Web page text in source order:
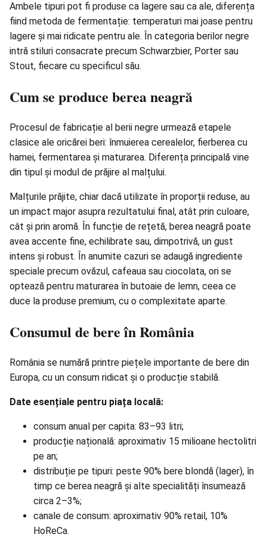
Ambele tipuri pot fi produse ca lagere sau ca ale, diferența
fiind metoda de fermentație: temperaturi mai joase pentru
lagere și mai ridicate pentru ale. În categoria berilor negre
intră stiluri consacrate precum Schwarzbier, Porter sau
Stout, fiecare cu specificul său.
Cum se produce berea neagră
Procesul de fabricație al berii negre urmează etapele
clasice ale oricărei beri: înmuierea cerealelor, fierberea cu
hamei, fermentarea și maturarea. Diferența principală vine
din tipul și modul de prăjire al malțului.
Malțurile prăjite, chiar dacă utilizate în proporții reduse, au
un impact major asupra rezultatului final, atât prin culoare,
cât și prin aromă. În funcție de rețetă, berea neagră poate
avea accente fine, echilibrate sau, dimpotrivă, un gust
intens și robust. În anumite cazuri se adaugă ingrediente
speciale precum ovăzul, cafeaua sau ciocolata, ori se
optează pentru maturarea în butoaie de lemn, ceea ce
duce la produse premium, cu o complexitate aparte.
Consumul de bere în România
România se numără printre piețele importante de bere din
Europa, cu un consum ridicat și o producție stabilă.
Date esențiale pentru piața locală:
consum anual per capita: 83–93 litri;
producție națională: aproximativ 15 milioane hectolitri
pe an;
distribuție pe tipuri: peste 90% bere blondă (lager), în
timp ce berea neagră și alte specialități însumează
circa 2–3%;
canale de consum: aproximativ 90% retail, 10%
HoReCa.